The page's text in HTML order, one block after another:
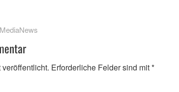
Erforderliche Felder sind mit*